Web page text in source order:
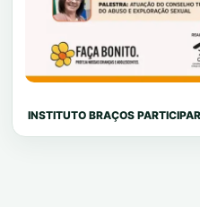
INSTITUTO BRAÇOS